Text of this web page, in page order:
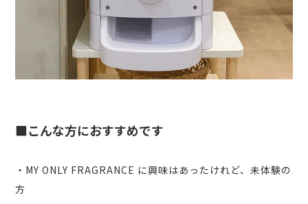
■こんな方におすすめです
・MY ONLY FRAGRANCE に興味はあったけれど、未体験の
方